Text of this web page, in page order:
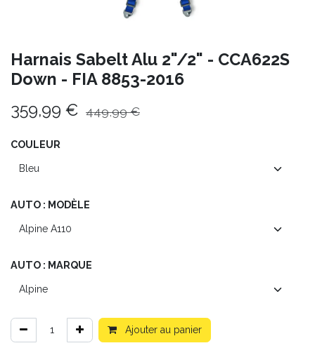
Harnais Sabelt Alu 2"/2" - CCA622S
Down - FIA 8853-2016
359,99 € 449,99€
COULEUR
AUTO : MODÈLE
AUTO : MARQUE
Ajouter au panier